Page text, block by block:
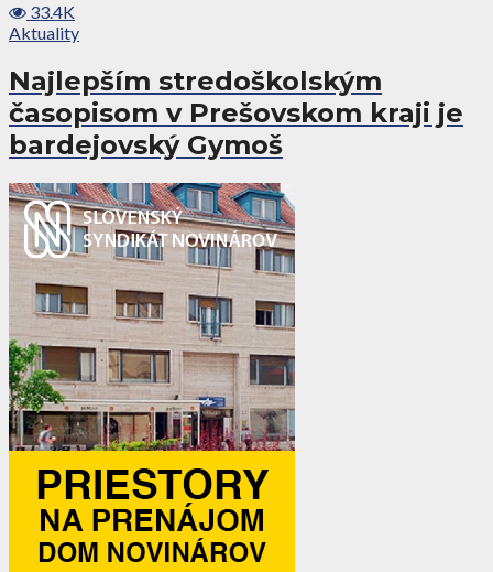
33.4K
Aktuality
Najlepším stredoškolským
časopisom v Prešovskom kraji je
bardejovský Gymoš